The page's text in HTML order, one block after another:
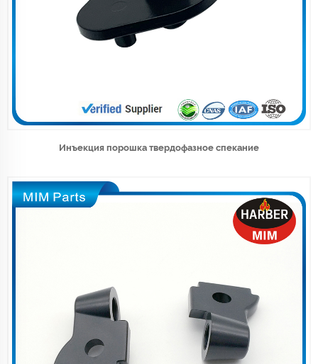
Инъекция порошка твердофазное спекание